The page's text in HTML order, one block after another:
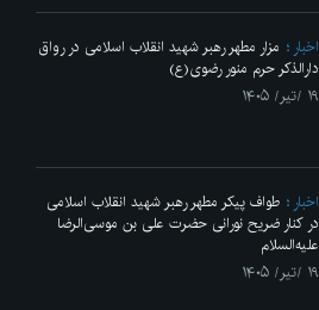
اخبار
مزار مطهر رهبر شهید انقلاب اسلامی در رواق
دارالذکر حرم منور رضوی(ع)
۱۹ /تیر/ ۱۴۰۵
اخبار
طواف پیکر مطهر رهبر شهید انقلاب اسلامی
در کنار ضریح نورانی حضرت علی‌ بن موسی‌الرضا
علیه‌السلام
۱۹ /تیر/ ۱۴۰۵